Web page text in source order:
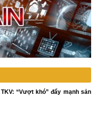
“Vượt khó” đẩy mạnh sản